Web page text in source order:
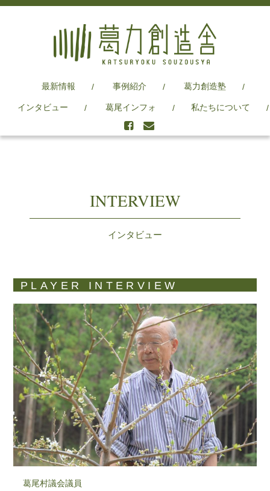
最新情報 事例紹介 葛力創造塾
インタビュー 葛尾インフォ 私たちについて
INTERVIEW
インタビュー
PLAYER INTERVIEW
葛尾村議会議員